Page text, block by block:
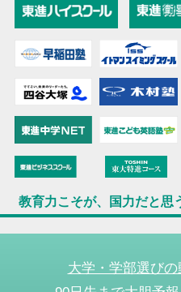
教育力こそが、国力だと思
大学・学部選び